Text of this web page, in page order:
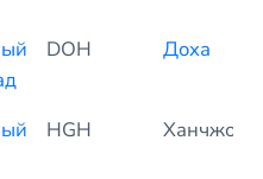
DOH Доха
HGH Ханчжоу